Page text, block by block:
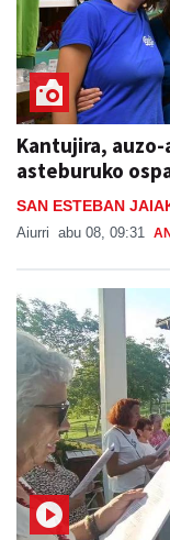
Kantujira,
asteburuko
SAN ESTEBAN
Aiurri abu 08, 09:31